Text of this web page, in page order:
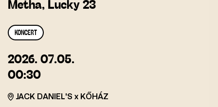
Metha, Lucky 23
KONCERT
2026. 07.05.
00:30
JACK DANIEL'S x KŐHÁZ